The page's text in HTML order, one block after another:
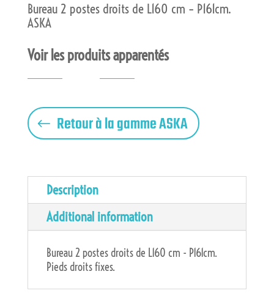
Bureau 2 postes droits de L160 cm – P161cm.
ASKA
Voir les produits apparentés
Retour à la gamme ASKA
Description
Additional information
Bureau 2 postes droits de L160 cm - P161cm.
Pieds droits fixes.